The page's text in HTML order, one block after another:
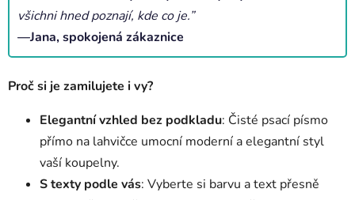
všichni hned poznají, kde co je.”
—Jana, spokojená zákaznice
Proč si je zamilujete i vy?
Elegantní vzhled bez podkladu: Čisté psací písmo
přímo na lahvičce umocní moderní a elegantní styl
vaší koupelny.
S texty podle vás: Vyberte si barvu a text přesně